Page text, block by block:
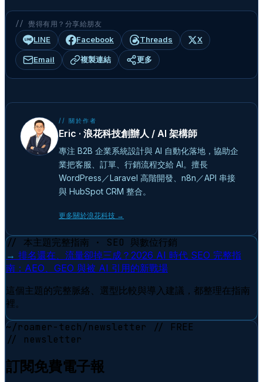
// 覺得有用？分享給朋友
LINE Facebook Threads X
Email 複製連結 更多
// 關於作者
Eric · 浪花科技創辦人 / AI 架構師
專注 B2B 企業系統設計與 AI 自動化落地，協助企
業把客服、訂單、行銷流程交給 AI。擅長
WordPress／Laravel 高階開發、n8n／API 串接
與 HubSpot CRM 整合。
更多關於浪花科技 →
// 本主題完整指南 · SEO 與數位行銷
→ 排名還在、流量卻掉三成？2026 AI 時代 SEO 完整指
南：AEO、GEO 與被 AI 引用的新戰場
這個主題的完整脈絡、選型比較與導入建議，都整理在指南
裡。
~/roamer-tech/newsletter
// FREE
// newsletter
訂閱免費電子報